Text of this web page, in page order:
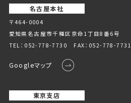
名古屋本社
〒464-0004
愛知県名古屋市千種区京命1丁⽬8番6号
TEL： 052-778-7730 FAX：052-778-7731
Googleマップ
東京支店